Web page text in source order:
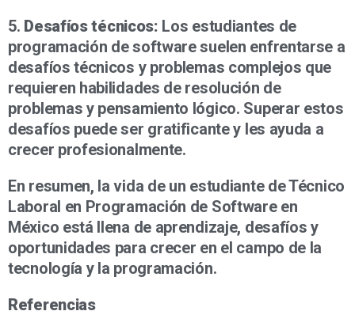
5. Desafíos técnicos: Los estudiantes de
programación de software suelen enfrentarse a
desafíos técnicos y problemas complejos que
requieren habilidades de resolución de
problemas y pensamiento lógico. Superar estos
desafíos puede ser gratificante y les ayuda a
crecer profesionalmente.
En resumen, la vida de un estudiante de Técnico
Laboral en Programación de Software en
México está llena de aprendizaje, desafíos y
oportunidades para crecer en el campo de la
tecnología y la programación.
Referencias